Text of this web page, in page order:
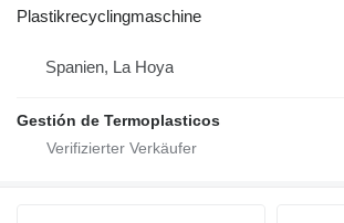
Plastikrecyclingmaschine
Spanien, La Hoya
Gestión de Termoplasticos